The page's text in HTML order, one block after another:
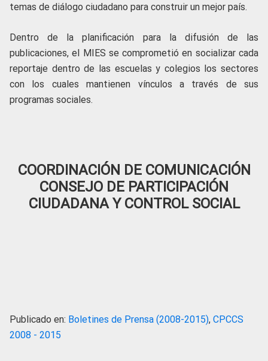
temas de diálogo ciudadano para construir un mejor país.
Dentro de la planificación para la difusión de las
publicaciones, el MIES se comprometió en socializar cada
reportaje dentro de las escuelas y colegios los sectores
con los cuales mantienen vínculos a través de sus
programas sociales.
COORDINACIÓN DE COMUNICACIÓN
CONSEJO DE PARTICIPACIÓN
CIUDADANA Y CONTROL SOCIAL
Publicado en: Boletines de Prensa (2008-2015), CPCCS
2008 - 2015